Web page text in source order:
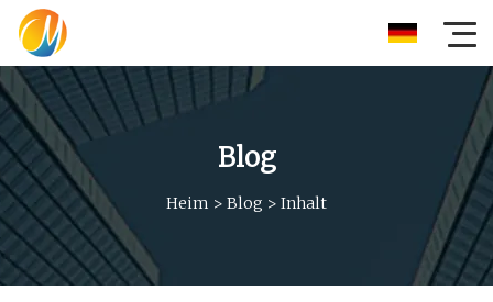
Blog
Heim > Blog > Inhalt